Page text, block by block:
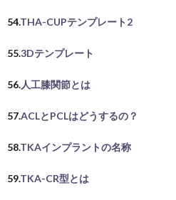
54.THA-CUPテンプレート2
55.3Dテンプレート
56.人工膝関節とは
57.ACLとPCLはどうするの？
58.TKAインプラントの名称
59.TKA-CR型とは